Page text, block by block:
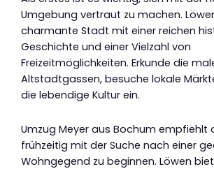
Umgebung vertraut zu machen.
charmante Stadt mit einer reichen
Geschichte und einer Vielzahl von
Freizeitmöglichkeiten. Erkunde die
Altstadtgassen, besuche lokale
die lebendige Kultur ein.
Umzug Meyer aus Bochum empfiehlt
frühzeitig mit der Suche nach einer
Wohngegend zu beginnen. Löwen